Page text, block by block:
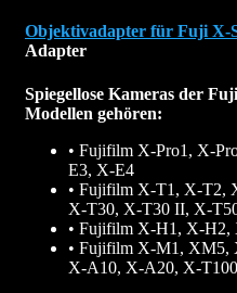
Objektivadapter für Fuji X-
Adapter
Spiegellose Kameras der
Modellen gehören:
• Fujifilm X-Pro1, X-
E3, X-E4
• Fujifilm X-T1, X-T2,
X-T30, X-T30 II, X-
• Fujifilm X-H1, X-H2,
• Fujifilm X-M1,
X-A10, X-A20, X-